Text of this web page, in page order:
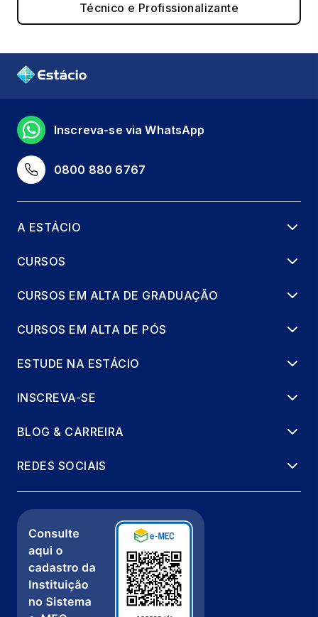
Técnico e Profissionalizante
0800 880 6767
Inscreva-se via WhatsApp
A ESTÁCIO
CURSOS
CURSOS EM ALTA DE GRADUAÇÃO
CURSOS EM ALTA DE PÓS
ESTUDE NA ESTÁCIO
INSCREVA-SE
BLOG & CARREIRA
REDES SOCIAIS